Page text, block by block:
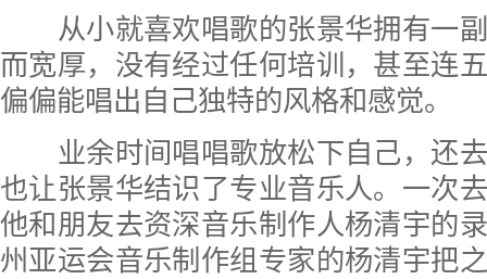
从小就喜欢唱歌的张景华拥有一副
而宽厚，没有经过任何培训，甚至连
偏偏能唱出自己独特的风格和感觉。
业余时间唱唱歌放松下自己，还去
也让张景华结识了专业音乐人。一次
他和朋友去资深音乐制作人杨清宇的
州亚运会音乐制作组专家的杨清宇把